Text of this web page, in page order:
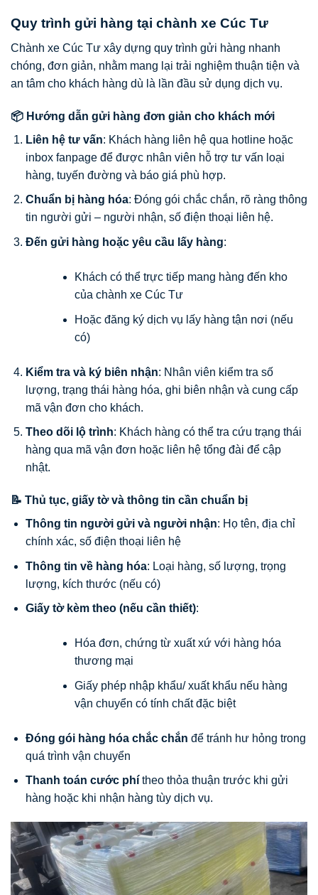
Quy trình gửi hàng tại chành xe Cúc Tư
Chành xe Cúc Tư xây dựng quy trình gửi hàng nhanh
chóng, đơn giản, nhằm mang lại trải nghiệm thuận tiện và
an tâm cho khách hàng dù là lần đầu sử dụng dịch vụ.
📦 Hướng dẫn gửi hàng đơn giản cho khách mới
Liên hệ tư vấn: Khách hàng liên hệ qua hotline hoặc
inbox fanpage để được nhân viên hỗ trợ tư vấn loại
hàng, tuyến đường và báo giá phù hợp.
Chuẩn bị hàng hóa: Đóng gói chắc chắn, rõ ràng thông
tin người gửi – người nhận, số điện thoại liên hệ.
Đến gửi hàng hoặc yêu cầu lấy hàng:
Khách có thể trực tiếp mang hàng đến kho
của chành xe Cúc Tư
Hoặc đăng ký dịch vụ lấy hàng tận nơi (nếu
có)
Kiểm tra và ký biên nhận: Nhân viên kiểm tra số
lượng, trạng thái hàng hóa, ghi biên nhận và cung cấp
mã vận đơn cho khách.
Theo dõi lộ trình: Khách hàng có thể tra cứu trạng thái
hàng qua mã vận đơn hoặc liên hệ tổng đài để cập
nhật.
📝 Thủ tục, giấy tờ và thông tin cần chuẩn bị
Thông tin người gửi và người nhận: Họ tên, địa chỉ
chính xác, số điện thoại liên hệ
Thông tin về hàng hóa: Loại hàng, số lượng, trọng
lượng, kích thước (nếu có)
Giấy tờ kèm theo (nếu cần thiết):
Hóa đơn, chứng từ xuất xứ với hàng hóa
thương mại
Giấy phép nhập khẩu/ xuất khẩu nếu hàng
vận chuyển có tính chất đặc biệt
Đóng gói hàng hóa chắc chắn để tránh hư hỏng trong
quá trình vận chuyển
Thanh toán cước phítheo thỏa thuận trước khi gửi
hàng hoặc khi nhận hàng tùy dịch vụ.